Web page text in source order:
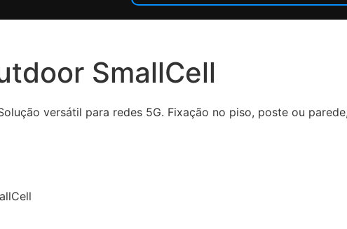
SmallCell
versátil para redes 5G. Fixação no piso, poste ou